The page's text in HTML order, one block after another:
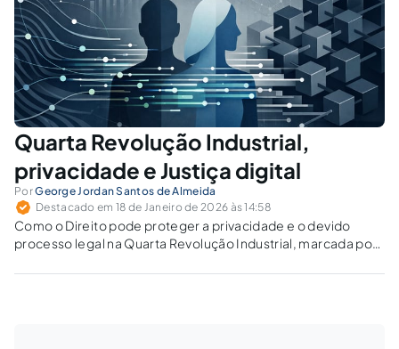
Quarta Revolução Industrial,
privacidade e Justiça digital
PorGeorge Jordan Santos de Almeida
Destacado em 18 de Janeiro de 2026 às 14:58
Como o Direito pode proteger a privacidade e o devido
processo legal na Quarta Revolução Industrial, marcada por